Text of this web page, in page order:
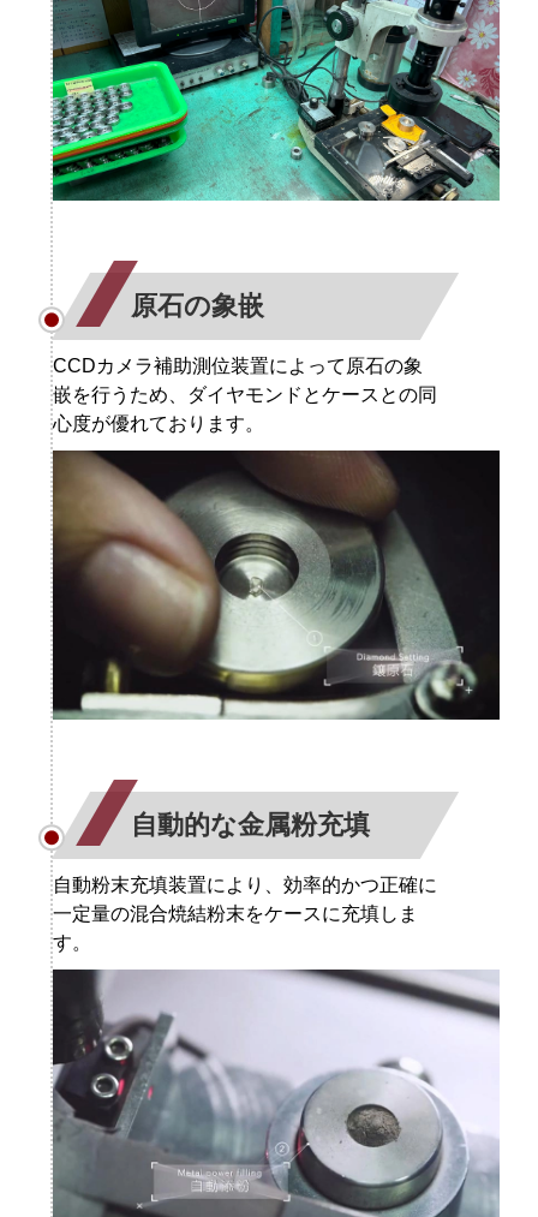
原石の象嵌
CCDカメラ補助測位装置によって原石の象
嵌を行うため、ダイヤモンドとケースとの同
心度が優れております。
自動的な金属粉充填
自動粉末充填装置により、効率的かつ正確に
一定量の混合焼結粉末をケースに充填しま
す。